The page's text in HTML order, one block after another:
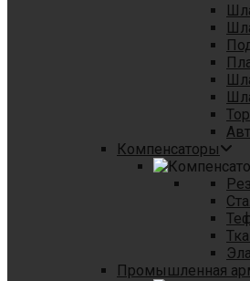
Компенсаторы
Промышленная